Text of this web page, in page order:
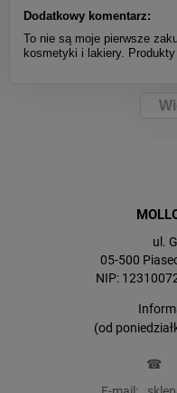
Dodatkowy komentarz:
To nie są moje pierwsze
kosmetyki i lakiery.
ul.
05-500
NIP:
(od
☎